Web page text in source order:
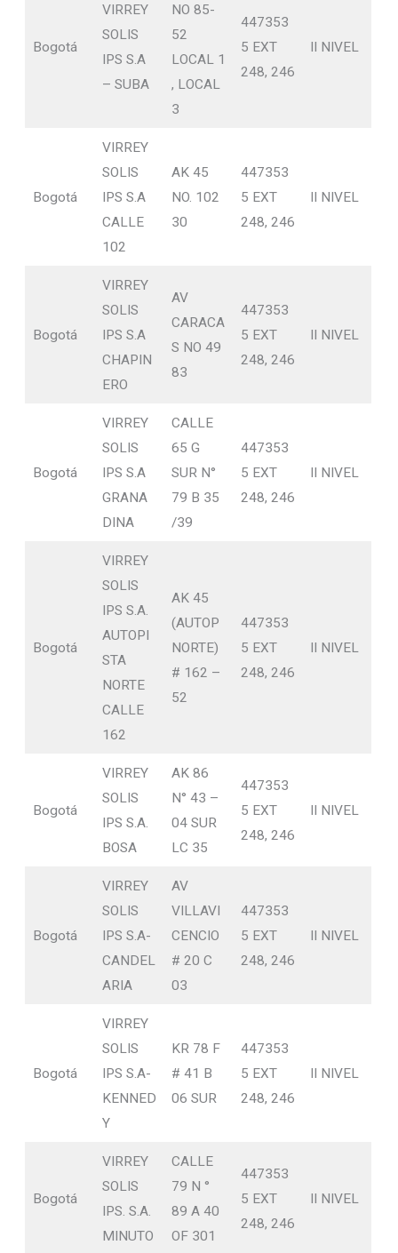
Bogotá
VIRREY
SOLIS
IPS S.A
– SUBA
NO 85-
52
LOCAL 1
, LOCAL
3
447353
5 EXT
248, 246
II NIVEL
Bogotá
VIRREY
SOLIS
IPS S.A
CALLE
102
AK 45
NO. 102
30
447353
5 EXT
248, 246
II NIVEL
Bogotá
VIRREY
SOLIS
IPS S.A
CHAPIN
ERO
AV
CARACA
S NO 49
83
447353
5 EXT
248, 246
II NIVEL
Bogotá
VIRREY
SOLIS
IPS S.A
GRANA
DINA
CALLE
65 G
SUR N°
79 B 35
/39
447353
5 EXT
248, 246
II NIVEL
Bogotá
VIRREY
SOLIS
IPS S.A.
AUTOPI
STA
NORTE
CALLE
162
AK 45
(AUTOP
NORTE)
# 162 –
52
447353
5 EXT
248, 246
II NIVEL
Bogotá
VIRREY
SOLIS
IPS S.A.
BOSA
AK 86
N° 43 –
04 SUR
LC 35
447353
5 EXT
248, 246
II NIVEL
Bogotá
VIRREY
SOLIS
IPS S.A-
CANDEL
ARIA
AV
VILLAVI
CENCIO
# 20 C
03
447353
5 EXT
248, 246
II NIVEL
Bogotá
VIRREY
SOLIS
IPS S.A-
KENNED
Y
KR 78 F
# 41 B
06 SUR
447353
5 EXT
248, 246
II NIVEL
Bogotá
VIRREY
SOLIS
IPS. S.A.
MINUTO
CALLE
79 N °
89 A 40
OF 301
447353
5 EXT
248, 246
II NIVEL